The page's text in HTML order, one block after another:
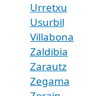
Urretxu
Usurbil
Villabona
Zaldibia
Zarautz
Zegama